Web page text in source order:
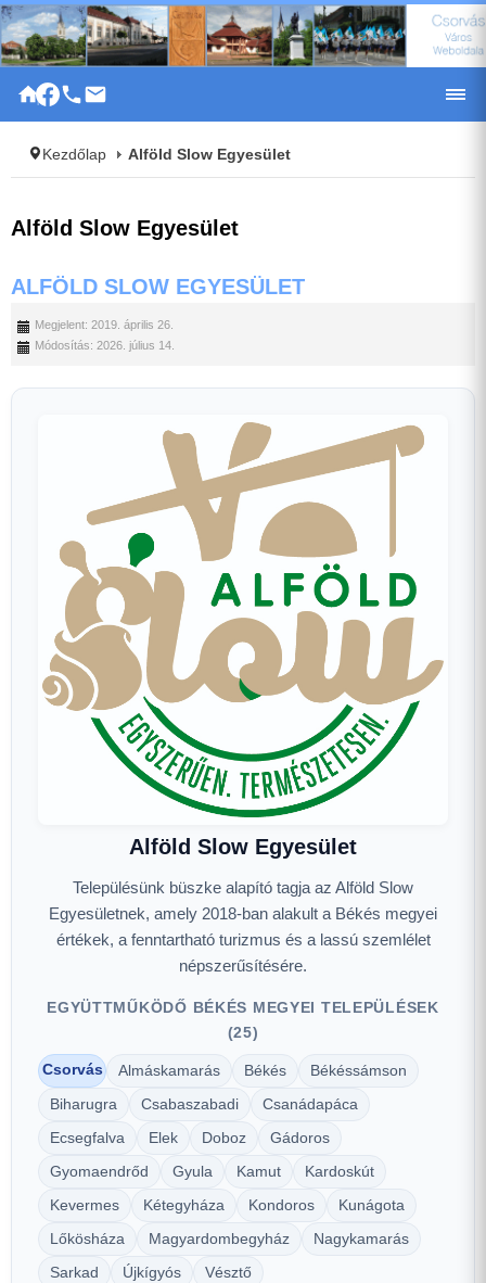
|
Kezdőlap Alföld Slow Egyesület
Alföld Slow Egyesület
ALFÖLD SLOW EGYESÜLET
Megjelent: 2019. április 26.
Módosítás: 2026. július 14.
Alföld Slow Egyesület
Településünk büszke alapító tagja az Alföld Slow
Egyesületnek, amely 2018-ban alakult a Békés megyei
értékek, a fenntartható turizmus és a lassú szemlélet
népszerűsítésére.
EGYÜTTMŰKÖDŐ BÉKÉS MEGYEI TELEPÜLÉSEK
(25)
Csorvás Almáskamarás Békés Békéssámson
Biharugra Csabaszabadi Csanádapáca
Ecsegfalva Elek Doboz Gádoros
Gyomaendrőd Gyula Kamut Kardoskút
Kevermes Kétegyháza Kondoros Kunágota
Lőkösháza Magyardombegyház Nagykamarás
Sarkad Újkígyós Vésztő